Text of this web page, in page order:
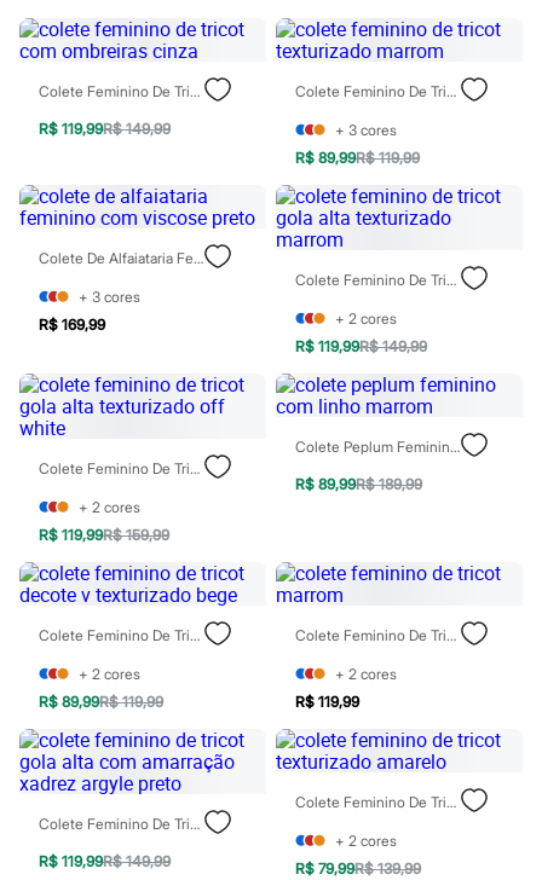
Rasteirinhas
Sandálias
Tênis
Diversão
Marcas
Baby Club
Palomino
Moda íntima
Calcinhas
Cuecas
Pijamas
Moda praia
Sungas
Personagens
Bluey
Hello Kitty
Homem Aranha
Minecraft
Naruto
Patrulha Canina
Sonic
Stitch
Beleza
Kits
Perfumes árabes
Novidades
Cabelos
Condicionador
Escovas e Pentes
Finalizadores
Shampoo
Tratamento
Hidratante
Colete Feminino De Tricot Com Ombreiras Cinza
R$ 119,99R$ 149,99
Colete Feminino De Tricot Texturizado Marrom
+ 3 cores
R$ 89,99R$ 119,99
Colete De Alfaiataria Feminino Com Viscose Preto
+ 3 cores
R$ 169,99
Colete Feminino De Tricot Gola Alta Texturizado Marrom
+ 2 cores
R$ 119,99R$ 149,99
Colete Feminino De Tricot Gola Alta Texturizado Off White
+ 2 cores
R$ 119,99R$ 159,99
Colete Peplum Feminino Com Linho Marrom
R$ 89,99R$ 189,99
Colete Feminino De Tricot Decote V Texturizado Bege
+ 2 cores
R$ 89,99R$ 119,99
Colete Feminino De Tricot Marrom
+ 2 cores
R$ 119,99
Colete Feminino De Tricot Gola Alta Com Amarração Xadrez Argyle Preto
R$ 119,99R$ 149,99
Colete Feminino De Tricot Texturizado Amarelo
+ 2 cores
R$ 79,99R$ 139,99